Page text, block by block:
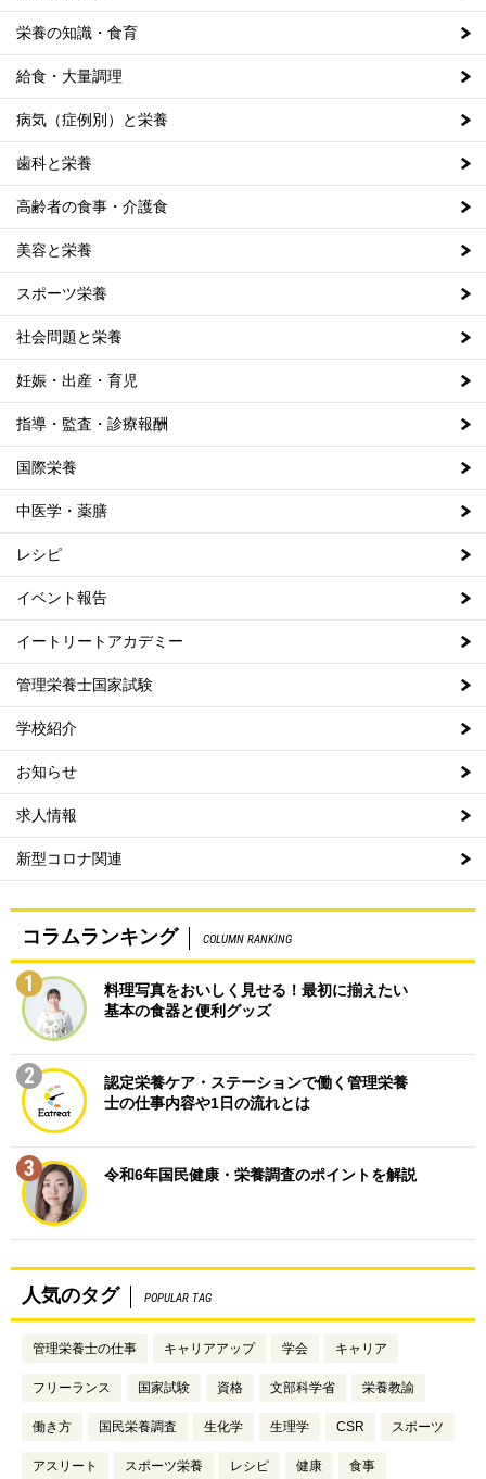
栄養の知識・食育
給食・大量調理
病気（症例別）と栄養
歯科と栄養
高齢者の食事・介護食
美容と栄養
スポーツ栄養
社会問題と栄養
妊娠・出産・育児
指導・監査・診療報酬
国際栄養
中医学・薬膳
レシピ
イベント報告
イートリートアカデミー
管理栄養士国家試験
学校紹介
お知らせ
求人情報
新型コロナ関連
コラムランキング COLUMN RANKING
1
料理写真をおいしく見せる！最初に揃えたい
基本の食器と便利グッズ
2
認定栄養ケア・ステーションで働く管理栄養
士の仕事内容や1日の流れとは
3 令和6年国民健康・栄養調査のポイントを解説
人気のタグ POPULAR TAG
管理栄養士の仕事 キャリアアップ 学会 キャリア
フリーランス 国家試験 資格 文部科学省 栄養教諭
働き方 国民栄養調査 生化学 生理学 CSR スポーツ
アスリート スポーツ栄養 レシピ 健康 食事